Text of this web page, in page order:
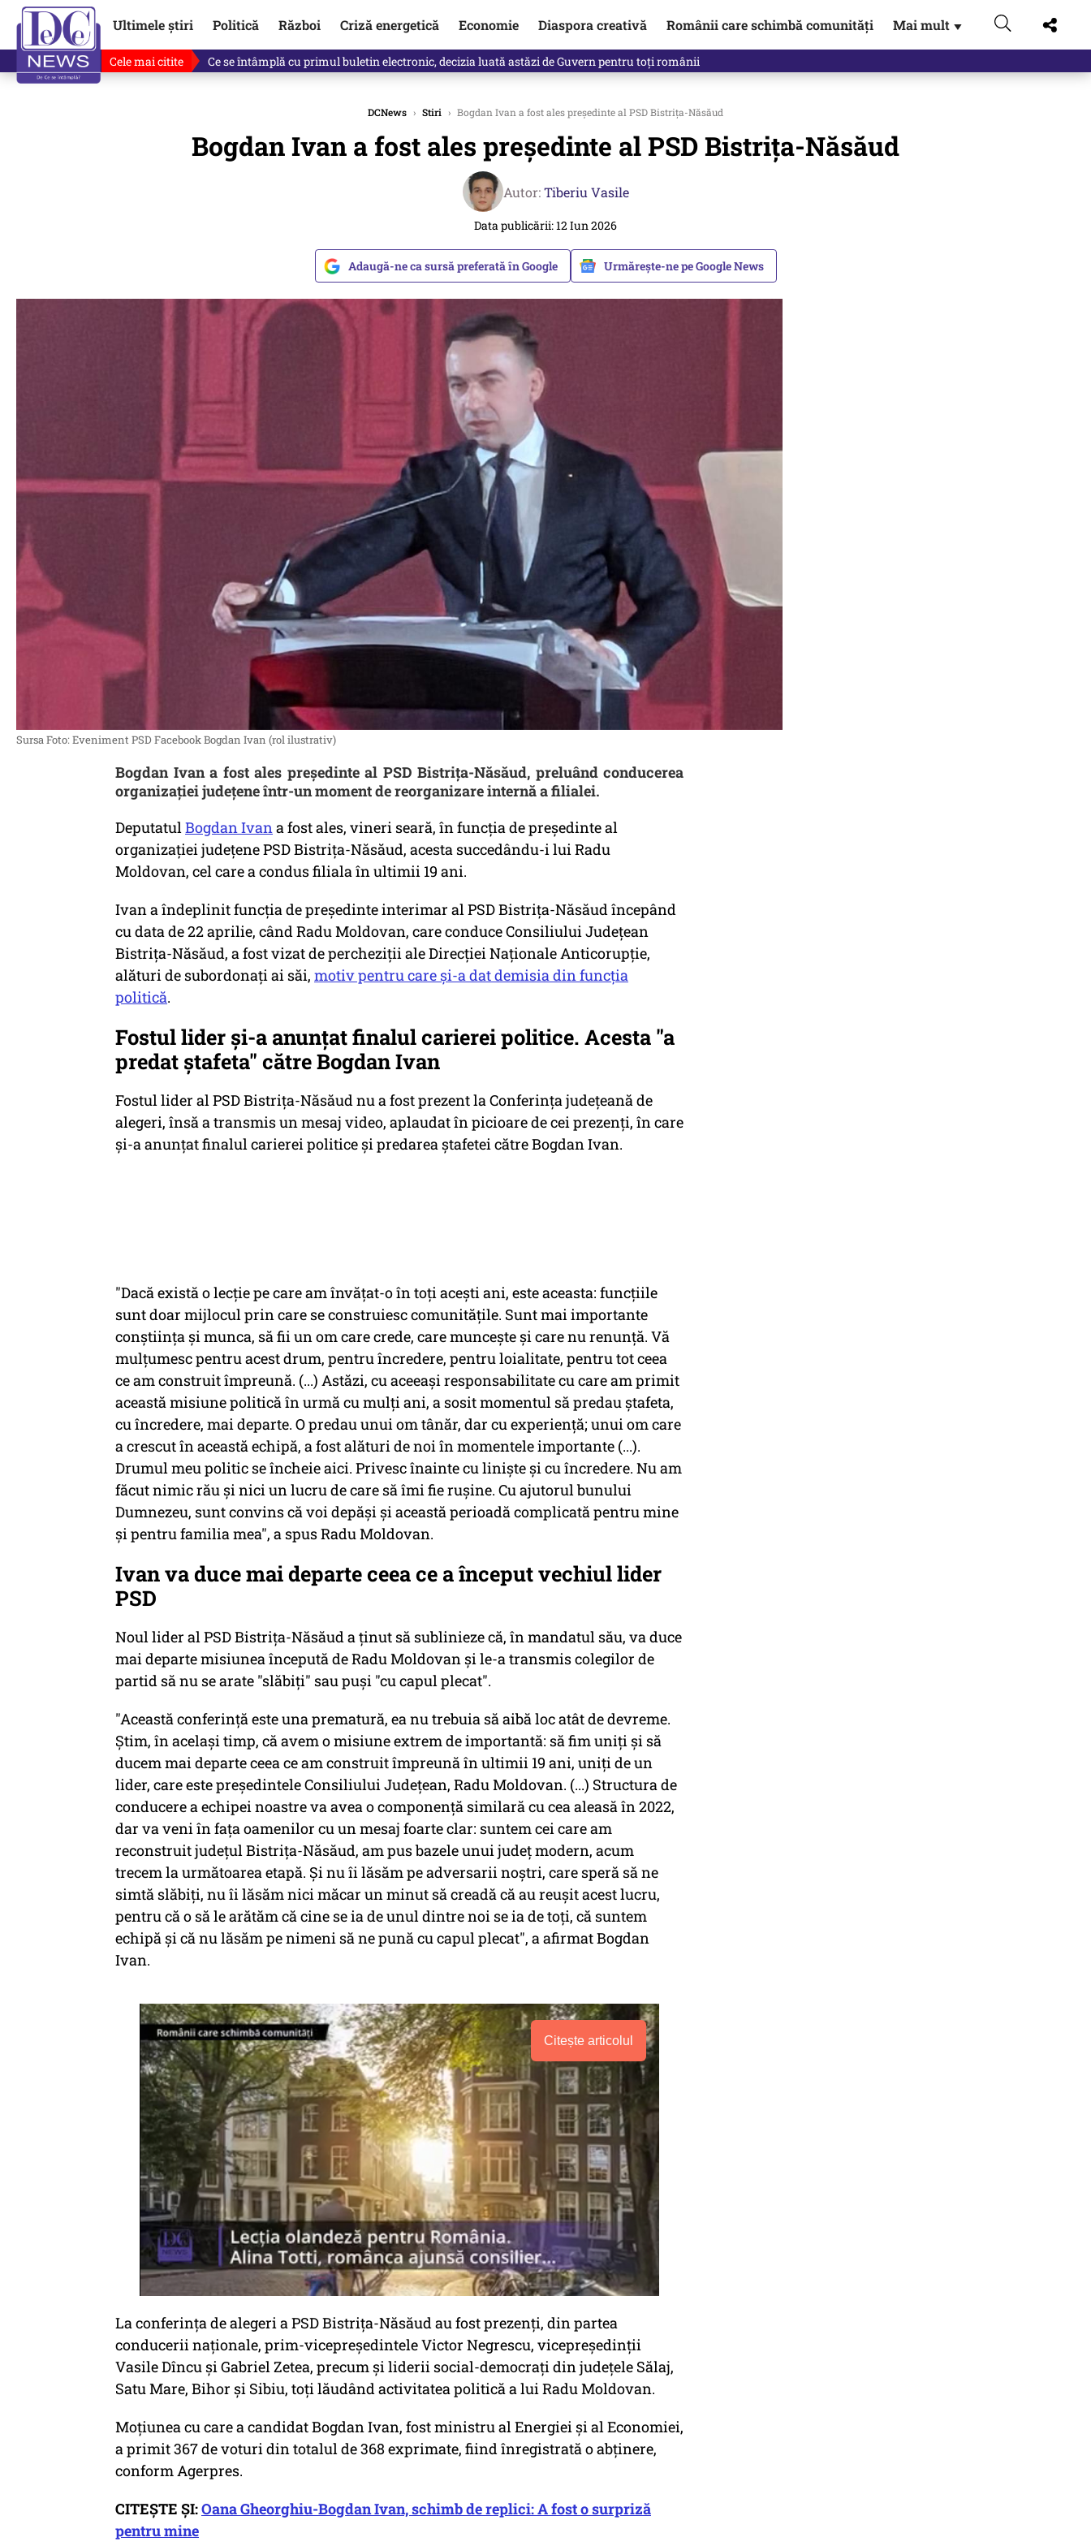
Ultimele știri Politică Război Criză energetică Economie Diaspora creativă Românii care schimbă comunități Mai mult ▼
Cele mai citite Singurul lucru care l-ar putea clinti pe Ilie Bolojan de la Palatul Victoria. Verdictul lui Bogdan Chirieac
DCNews › Stiri › Bogdan Ivan a fost ales președinte al PSD Bistrița-Năsăud
Bogdan Ivan a fost ales președinte al PSD Bistrița-Năsăud
Autor:Tiberiu Vasile
Data publicării: 12 Iun 2026
Adaugă-ne ca sursă preferată în Google Urmărește-ne pe Google News
Sursa Foto: Eveniment PSD Facebook Bogdan Ivan (rol ilustrativ)
Bogdan Ivan a fost ales președinte al PSD Bistrița-Năsăud, preluând conducerea
organizației județene într-un moment de reorganizare internă a filialei.
DeputatulBogdan Ivana fost ales, vineri seară, în funcţia de preşedinte al
organizaţiei judeţene PSD Bistriţa-Năsăud, acesta succedându-i lui Radu
Moldovan, cel care a condus filiala în ultimii 19 ani.
Ivan a îndeplinit funcţia de preşedinte interimar al PSD Bistriţa-Năsăud începând
cu data de 22 aprilie, când Radu Moldovan, care conduce Consiliului Judeţean
Bistriţa-Năsăud, a fost vizat de percheziţii ale Direcţiei Naţionale Anticorupţie,
alături de subordonaţi ai săi, motiv pentru care şi-a dat demisia din funcţia
politică.
Fostul lider şi-a anunţat finalul carierei politice. Acesta "a
predat ștafeta" către Bogdan Ivan
Fostul lider al PSD Bistriţa-Năsăud nu a fost prezent la Conferinţa judeţeană de
alegeri, însă a transmis un mesaj video, aplaudat în picioare de cei prezenţi, în care
şi-a anunţat finalul carierei politice şi predarea ştafetei către Bogdan Ivan.
"Dacă există o lecţie pe care am învăţat-o în toţi aceşti ani, este aceasta: funcţiile
sunt doar mijlocul prin care se construiesc comunităţile. Sunt mai importante
conştiinţa şi munca, să fii un om care crede, care munceşte şi care nu renunţă. Vă
mulţumesc pentru acest drum, pentru încredere, pentru loialitate, pentru tot ceea
ce am construit împreună. (...) Astăzi, cu aceeaşi responsabilitate cu care am primit
această misiune politică în urmă cu mulţi ani, a sosit momentul să predau ştafeta,
cu încredere, mai departe. O predau unui om tânăr, dar cu experienţă; unui om care
a crescut în această echipă, a fost alături de noi în momentele importante (...).
Drumul meu politic se încheie aici. Privesc înainte cu linişte şi cu încredere. Nu am
făcut nimic rău şi nici un lucru de care să îmi fie ruşine. Cu ajutorul bunului
Dumnezeu, sunt convins că voi depăşi şi această perioadă complicată pentru mine
şi pentru familia mea", a spus Radu Moldovan.
Ivan va duce mai departe ceea ce a început vechiul lider
PSD
Noul lider al PSD Bistriţa-Năsăud a ţinut să sublinieze că, în mandatul său, va duce
mai departe misiunea începută de Radu Moldovan şi le-a transmis colegilor de
partid să nu se arate "slăbiţi" sau puşi "cu capul plecat".
"Această conferinţă este una prematură, ea nu trebuia să aibă loc atât de devreme.
Ştim, în acelaşi timp, că avem o misiune extrem de importantă: să fim uniţi şi să
ducem mai departe ceea ce am construit împreună în ultimii 19 ani, uniţi de un
lider, care este preşedintele Consiliului Judeţean, Radu Moldovan. (...) Structura de
conducere a echipei noastre va avea o componenţă similară cu cea aleasă în 2022,
dar va veni în faţa oamenilor cu un mesaj foarte clar: suntem cei care am
reconstruit judeţul Bistriţa-Năsăud, am pus bazele unui judeţ modern, acum
trecem la următoarea etapă. Şi nu îi lăsăm pe adversarii noştri, care speră să ne
simtă slăbiţi, nu îi lăsăm nici măcar un minut să creadă că au reuşit acest lucru,
pentru că o să le arătăm că cine se ia de unul dintre noi se ia de toţi, că suntem
echipă şi că nu lăsăm pe nimeni să ne pună cu capul plecat", a afirmat Bogdan
Ivan.
Citește articolul
La conferinţa de alegeri a PSD Bistriţa-Năsăud au fost prezenţi, din partea
conducerii naţionale, prim-vicepreşedintele Victor Negrescu, vicepreşedinţii
Vasile Dîncu şi Gabriel Zetea, precum şi liderii social-democraţi din judeţele Sălaj,
Satu Mare, Bihor şi Sibiu, toţi lăudând activitatea politică a lui Radu Moldovan.
Moţiunea cu care a candidat Bogdan Ivan, fost ministru al Energiei şi al Economiei,
a primit 367 de voturi din totalul de 368 exprimate, fiind înregistrată o abţinere,
conform Agerpres.
CITEȘTE ȘI:Oana Gheorghiu-Bogdan Ivan, schimb de replici: A fost o surpriză
pentru mine